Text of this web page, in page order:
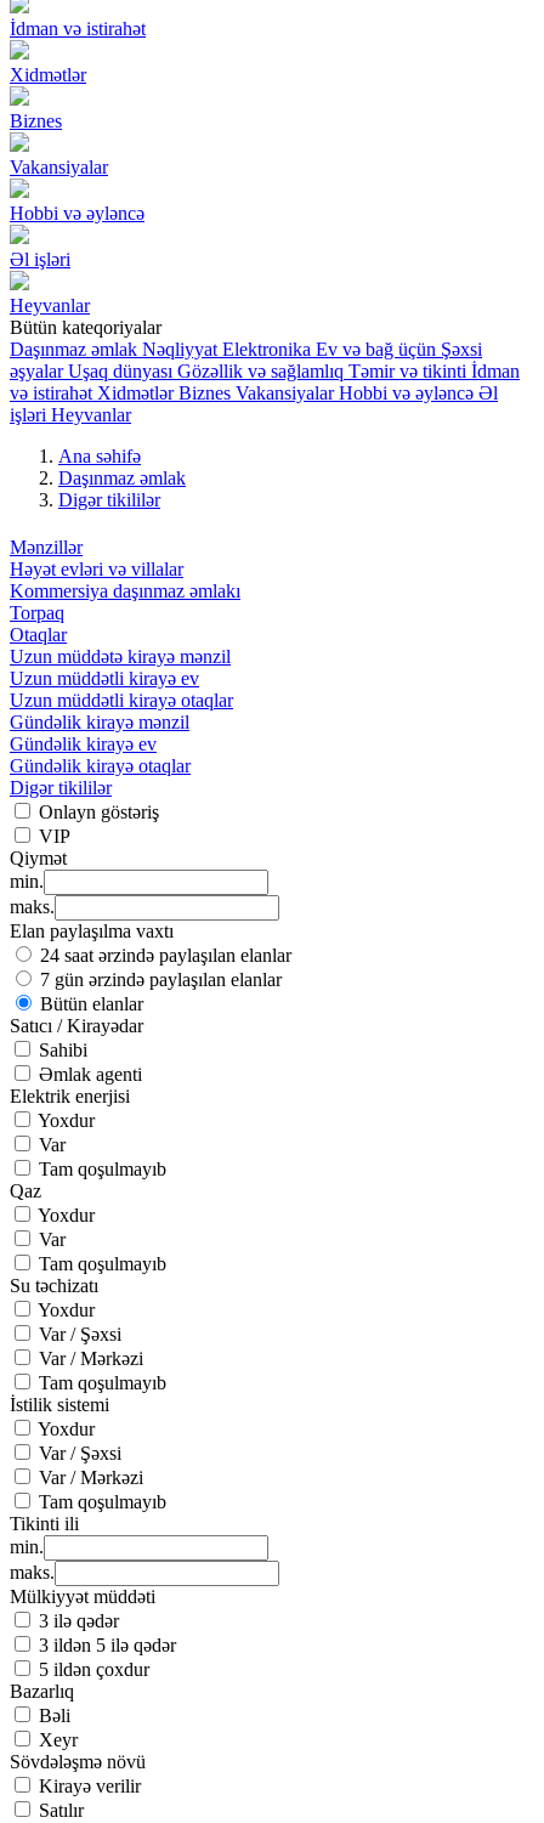
İdman və istirahət
Xidmətlər
Biznes
Vakansiyalar
Hobbi və əyləncə
Əl işləri
Heyvanlar
Bütün kateqoriyalar
Daşınmaz əmlak Nəqliyyat Elektronika Ev və bağ üçün Şəxsi
əşyalar Uşaq dünyası Gözəllik və sağlamlıq Təmir və tikinti İdman
və istirahət Xidmətlər Biznes Vakansiyalar Hobbi və əyləncə Əl
işləri Heyvanlar
Ana səhifə
Daşınmaz əmlak
Digər tikililər
Mənzillər
Həyət evləri və villalar
Kommersiya daşınmaz əmlakı
Torpaq
Otaqlar
Uzun müddətə kirayə mənzil
Uzun müddətli kirayə ev
Uzun müddətli kirayə otaqlar
Gündəlik kirayə mənzil
Gündəlik kirayə ev
Gündəlik kirayə otaqlar
Digər tikililər
Onlayn göstəriş
VIP
Qiymət
min.
maks.
Elan paylaşılma vaxtı
24 saat ərzində paylaşılan elanlar
7 gün ərzində paylaşılan elanlar
Bütün elanlar
Satıcı / Kirayədar
Sahibi
Əmlak agenti
Elektrik enerjisi
Yoxdur
Var
Tam qoşulmayıb
Qaz
Yoxdur
Var
Tam qoşulmayıb
Su təchizatı
Yoxdur
Var / Şəxsi
Var / Mərkəzi
Tam qoşulmayıb
İstilik sistemi
Yoxdur
Var / Şəxsi
Var / Mərkəzi
Tam qoşulmayıb
Tikinti ili
min.
maks.
Mülkiyyət müddəti
3 ilə qədər
3 ildən 5 ilə qədər
5 ildən çoxdur
Bazarlıq
Bəli
Xeyr
Sövdələşmə növü
Kirayə verilir
Satılır